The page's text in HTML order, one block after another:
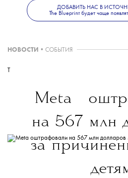
историей о внутренней
и неуловимой грани
По словам Федорова, сам
ДОБАВИТЬ НАС В
The Blueprint будет чаще
НОВОСТИ • СОБЫТИЯ
T
Meta
на 567 млн
за